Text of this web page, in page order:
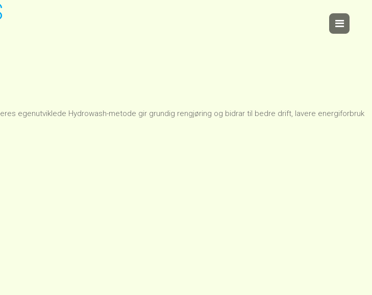
egenutviklede Hydrowash-metode gir grundig rengjøring og bidrar til bedre drift, lavere energiforbruk